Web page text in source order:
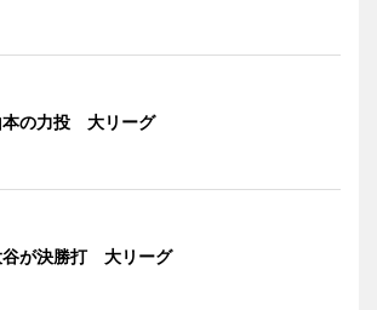
本の力投 大リーグ
谷が決勝打 大リーグ